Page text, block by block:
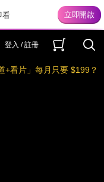
看
登入 / 註冊
+看片」每月只要 $199？